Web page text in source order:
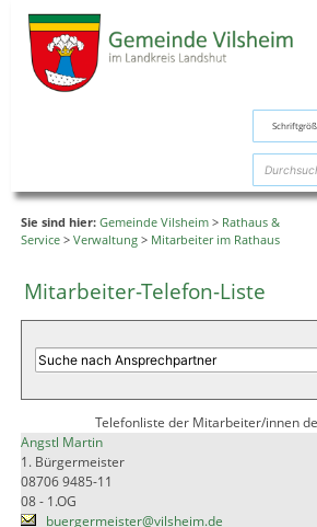
Sie sind hier: Gemeinde Vilsheim > Rathaus &
Service > Verwaltung > Mitarbeiter im Rathaus
Mitarbeiter-Telefon-Liste
Telefonliste der Mitarbeiter/innen
Angstl Martin
1. Bürgermeister
08706 9485-11
08 - 1.OG
buergermeister@vilsheim.de